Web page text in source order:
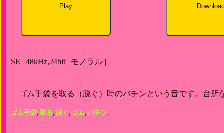
Play
SE | 48kHz,24bit | モノラル |
ゴム手袋を取る（脱ぐ）時のバチンという音です。台所
ゴム手袋, 取る, 脱ぐ, ゴム, バチン,